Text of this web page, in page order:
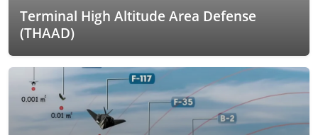
Terminal High Altitude Area Defense
(THAAD)